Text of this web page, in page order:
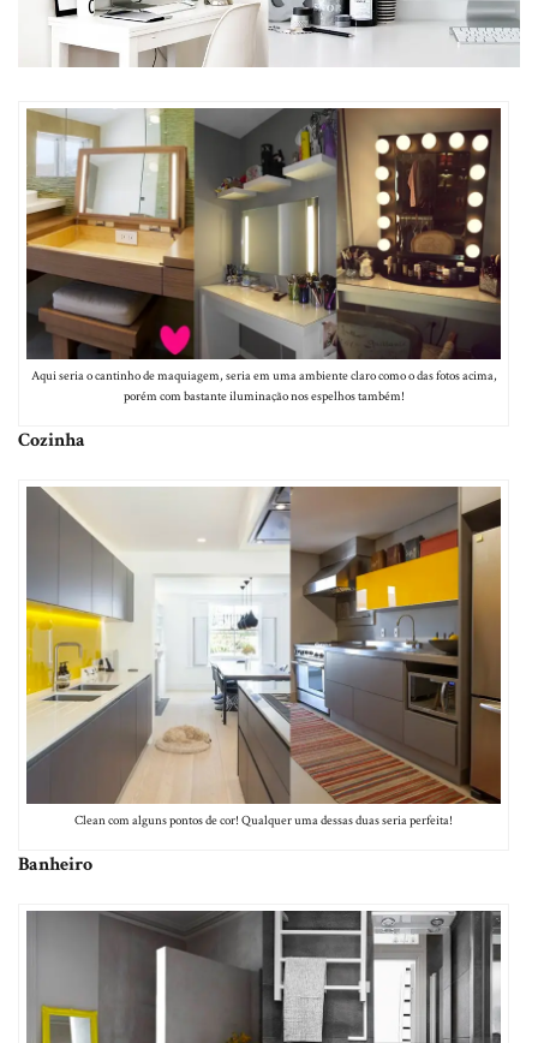
Aqui seria o cantinho de maquiagem, seria em uma ambiente claro como o das fotos acima,
porém com bastante iluminação nos espelhos também!
Cozinha
Clean com alguns pontos de cor! Qualquer uma dessas duas seria perfeita!
Banheiro